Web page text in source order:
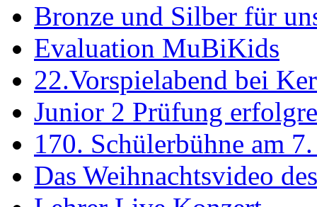
Bronze und Silber für
Evaluation MuBiKids
22.Vorspielabend bei
Junior 2 Prüfung
170. Schülerbühne am
Das Weihnachtsvideo